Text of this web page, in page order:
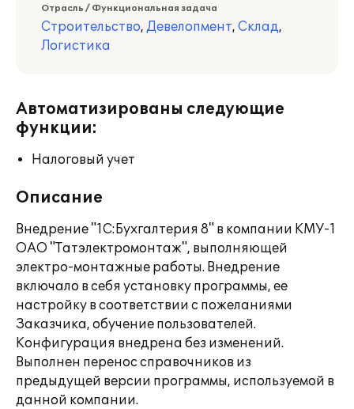
Отрасль / Функциональная задача
Строительство, Девелопмент, Склад,
Логистика
Автоматизированы следующие
функции:
Налоговый учет
Описание
Внедрение "1С:Бухгалтерия 8" в компании КМУ-1
ОАО "Татэлектромонтаж", выполняющей
электро-монтажные работы. Внедрение
включало в себя установку программы, ее
настройку в соответствии с пожеланиями
Заказчика, обучение пользователей.
Конфигурация внедрена без изменений.
Выполнен перенос справочников из
предыдущей версии программы, используемой в
данной компании.